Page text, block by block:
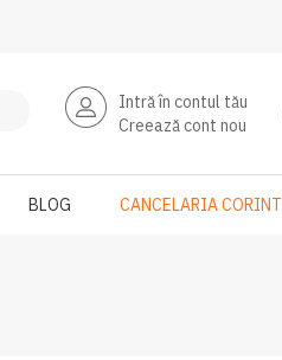
Intră în contul tău
Creează cont nou
BLOG CANCELARIA CORINT